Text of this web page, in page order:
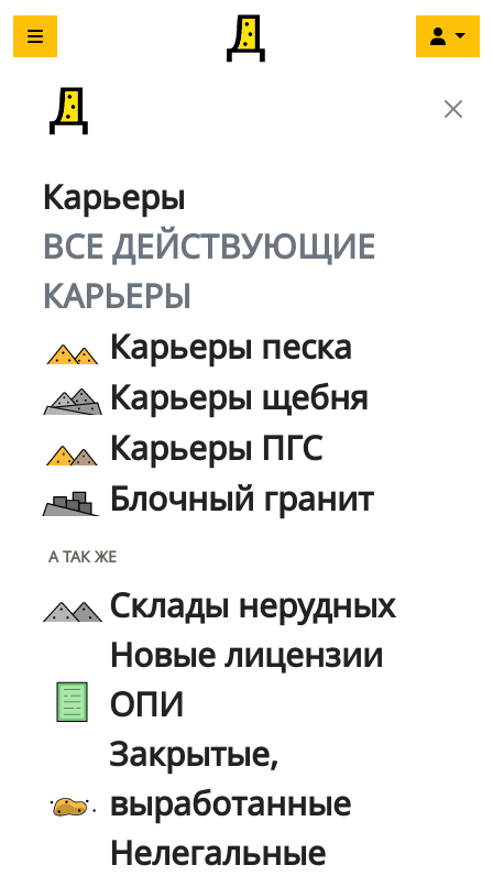
Карьеры
ВСЕ ДЕЙСТВУЮЩИЕ
КАРЬЕРЫ
Карьеры песка
Карьеры щебня
Карьеры ПГС
Блочный гранит
А ТАК ЖЕ
Склады нерудных
Новые лицензии
ОПИ
Закрытые,
выработанные
Нелегальные